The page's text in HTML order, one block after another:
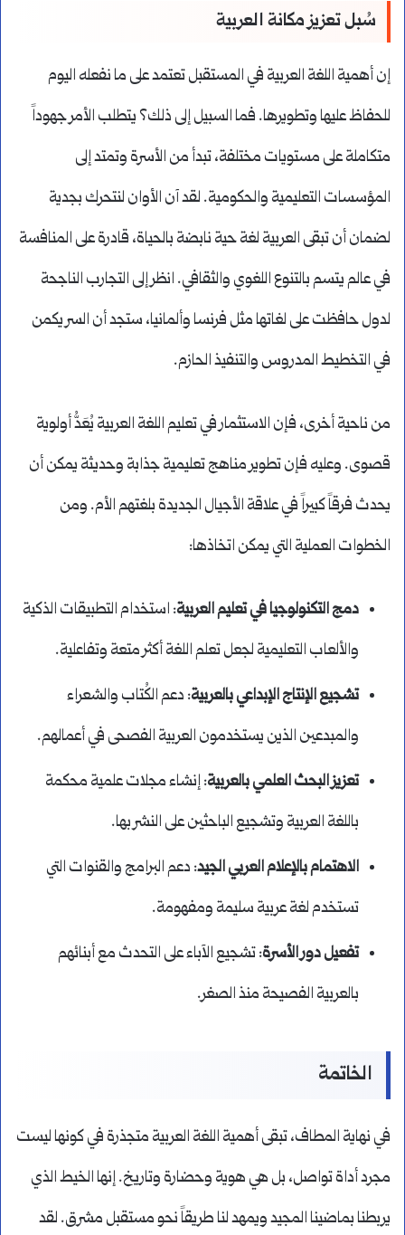
سُبل تعزيز مكانة العربية
إن أهمية اللغة العربية في المستقبل تعتمد على ما نفعله اليوم
للحفاظ عليها وتطويرها. فما السبيل إلى ذلك؟ يتطلب الأمر جهوداً
متكاملة على مستويات مختلفة، تبدأ من الأسرة وتمتد إلى
المؤسسات التعليمية والحكومية. لقد آن الأوان لنتحرك بجدية
لضمان أن تبقى العربية لغة حية نابضة بالحياة، قادرة على المنافسة
في عالم يتسم بالتنوع اللغوي والثقافي. انظر إلى التجارب الناجحة
لدول حافظت على لغاتها مثل فرنسا وألمانيا، ستجد أن السر يكمن
في التخطيط المدروس والتنفيذ الحازم.
من ناحية أخرى، فإن الاستثمار في تعليم اللغة العربية يُعَدُّ أولوية
قصوى. وعليه فإن تطوير مناهج تعليمية جذابة وحديثة يمكن أن
يحدث فرقاً كبيراً في علاقة الأجيال الجديدة بلغتهم الأم. ومن
الخطوات العملية التي يمكن اتخاذها:
دمج التكنولوجيا في تعليم العربية: استخدام التطبيقات الذكية
والألعاب التعليمية لجعل تعلم اللغة أكثر متعة وتفاعلية.
تشجيع الإنتاج الإبداعي بالعربية: دعم الكُتاب والشعراء
والمبدعين الذين يستخدمون العربية الفصحى في أعمالهم.
تعزيز البحث العلمي بالعربية: إنشاء مجلات علمية محكمة
باللغة العربية وتشجيع الباحثين على النشر بها.
الاهتمام بالإعلام العربي الجيد: دعم البرامج والقنوات التي
تستخدم لغة عربية سليمة ومفهومة.
تفعيل دور الأسرة: تشجيع الآباء على التحدث مع أبنائهم
بالعربية الفصيحة منذ الصغر.
الخاتمة
في نهاية المطاف، تبقى أهمية اللغة العربية متجذرة في كونها ليست
مجرد أداة تواصل، بل هي هوية وحضارة وتاريخ. إنها الخيط الذي
يربطنا بماضينا المجيد ويمهد لنا طريقاً نحو مستقبل مشرق. لقد